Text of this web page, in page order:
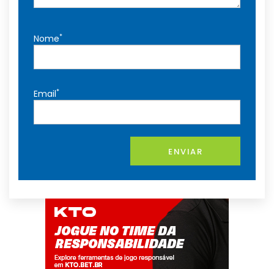
Nome*
Email*
ENVIAR